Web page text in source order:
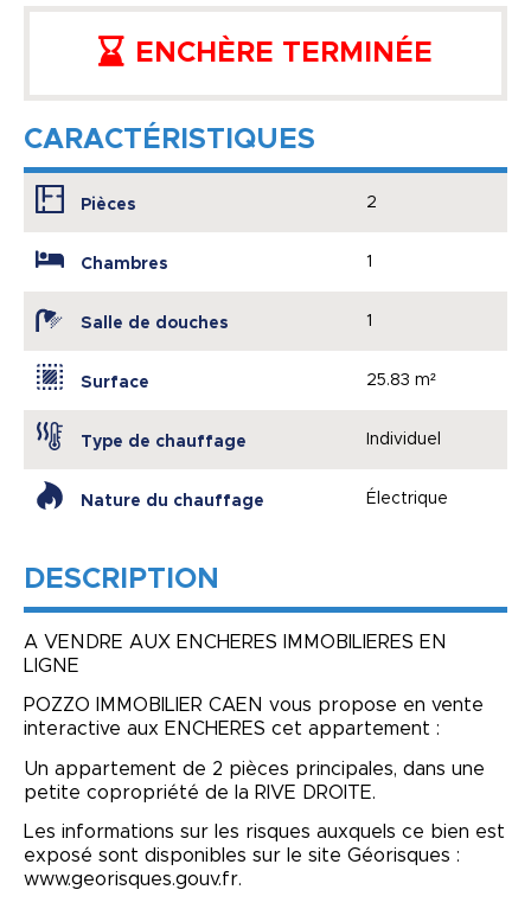
ENCHÈRE TERMINÉE
CARACTÉRISTIQUES
Pièces 2
Chambres 1
Salle de douches 1
Surface 25.83 m²
Type de chauffage Individuel
Nature du chauffage Électrique
DESCRIPTION
A VENDRE AUX ENCHERES IMMOBILIERES EN
LIGNE
POZZO IMMOBILIER CAEN vous propose en vente
interactive aux ENCHERES cet appartement :
Un appartement de 2 pièces principales, dans une
petite copropriété de la RIVE DROITE.
Les informations sur les risques auxquels ce bien est
exposé sont disponibles sur le site Géorisques :
www.georisques.gouv.fr.